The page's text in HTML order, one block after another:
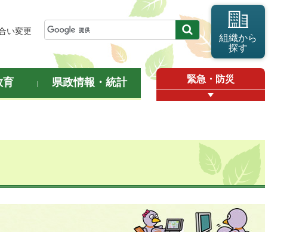
い変更
組織から
探す
育 県政情報・統計 緊急・防災